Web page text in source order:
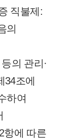
직불제:
의
의 관리·
조에
하여
항에 따른